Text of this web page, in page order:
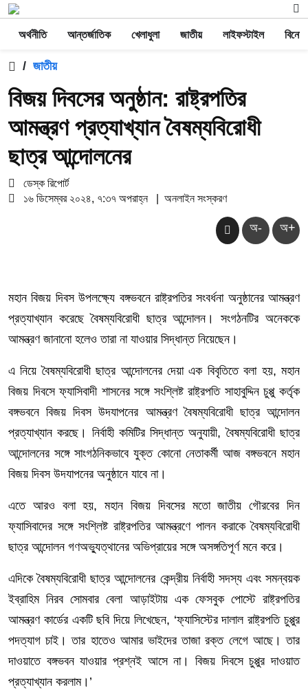
অর্থনীতি আন্তর্জাতিক খেলাধুলা জাতীয় লাইফস্টাইল
/ জাতীয়
বিজয় দিবসের অনুষ্ঠান: রাষ্ট্রপতির
আমন্ত্রণ প্রত্যাখ্যান বৈষম্যবিরোধী
ছাত্র আন্দোলনের
ডেস্ক রিপোর্ট
১৬ ডিসেম্বর ২০২৪, ৭:৩৭ অপরাহ্ন
অনলাইন সংস্করণ
অ- অ+
মহান বিজয় দিবস উপলক্ষ্যে বঙ্গভবনে রাষ্ট্রপতির সংবর্ধনা অনুষ্ঠানের আমন্ত্রণ
প্রত্যাখ্যান করেছে বৈষম্যবিরোধী ছাত্র আন্দোলন। সংগঠনটির অনেককে
আমন্ত্রণ জানানো হলেও তারা না যাওয়ার সিদ্ধান্ত নিয়েছেন।
এ নিয়ে বৈষম্যবিরোধী ছাত্র আন্দোলনের দেয়া এক বিবৃতিতে বলা হয়, মহান
বিজয় দিবসে ফ্যাসিবাদী শাসনের সঙ্গে সংশ্লিষ্ট রাষ্ট্রপতি সাহাবুদ্দিন চুপ্পু কর্তৃক
বঙ্গভবনে বিজয় দিবস উদযাপনের আমন্ত্রণ বৈষম্যবিরোধী ছাত্র আন্দোলন
প্রত্যাখ্যান করছে। নির্বাহী কমিটির সিদ্ধান্ত অনুযায়ী, বৈষম্যবিরোধী ছাত্র
আন্দোলনের সঙ্গে সাংগঠনিকভাবে যুক্ত কোনো নেতাকর্মী আজ বঙ্গভবনে মহান
বিজয় দিবস উদযাপনের অনুষ্ঠানে যাবে না।
এতে আরও বলা হয়, মহান বিজয় দিবসের মতো জাতীয় গৌরবের দিন
ফ্যাসিবাদের সঙ্গে সংশ্লিষ্ট রাষ্ট্রপতির আমন্ত্রণে পালন করাকে বৈষম্যবিরোধী
ছাত্র আন্দোলন গণঅভ্যুত্থানের অভিপ্রায়ের সঙ্গে অসঙ্গতিপূর্ণ মনে করে।
এদিকে বৈষম্যবিরোধী ছাত্র আন্দোলনের কেন্দ্রীয় নির্বাহী সদস্য এবং সমন্বয়ক
ইব্রাহিম নিরব সোমবার বেলা আড়াইটায় এক ফেসবুক পোস্টে রাষ্ট্রপতির
আমন্ত্রণ কার্ডের একটি ছবি দিয়ে লিখেছেন, ‘ফ্যাসিস্টের দালাল রাষ্ট্রপতি চুপ্পুর
পদত্যাগ চাই। তার হাতেও আমার ভাইদের তাজা রক্ত লেগে আছে। তার
দাওয়াতে বঙ্গভবন যাওয়ার প্রশ্নই আসে না। বিজয় দিবসে চুপ্পুর দাওয়াত
প্রত্যাখ্যান করলাম।’